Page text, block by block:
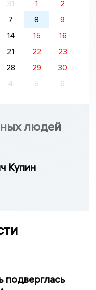
31 1
2
7 8
9
14 15
16
21 22
23
28 29
30
4 5 6
людей
Купин
подверглась